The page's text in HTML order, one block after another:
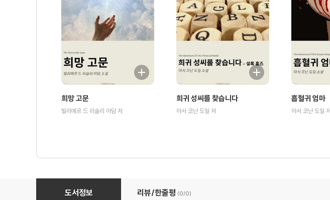
희망 고문
빌리에르 드 리슬리 아담 저
희귀 성씨를 찾습니다
아서 코난 도일 저
흡혈귀 엄마
아서 코난 도일 저
도서정보 리뷰/한줄평 (0/0)